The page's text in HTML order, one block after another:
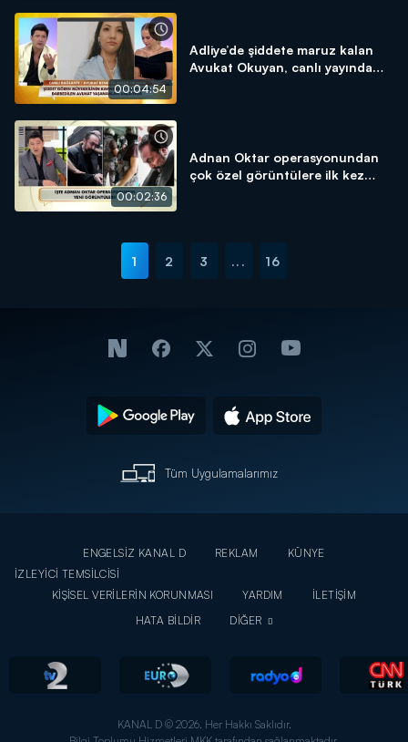
00:04:54
Adliye’de şiddete maruz kalan
Avukat Okuyan, canlı yayında
00:02:36
Adnan Oktar operasyonundan
çok özel görüntülere ilk kez
1 2 3 ... 16
Tüm Uygulamalarımız
ENGELSİZ KANAL D REKLAM
KÜNYE
İZLEYİCİ TEMSİLCİSİ
KİŞİSEL VERİLERİN KORUNMASI
YARDIM
İLETİŞİM
HATA BİLDİR
DİĞER
KANAL D © 2026. Her Hakkı Saklıdır.